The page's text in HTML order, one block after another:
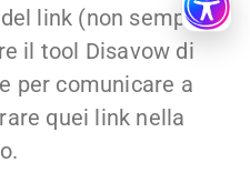
link (non sempre
il tool Disavow di
per comunicare a
quei link nella